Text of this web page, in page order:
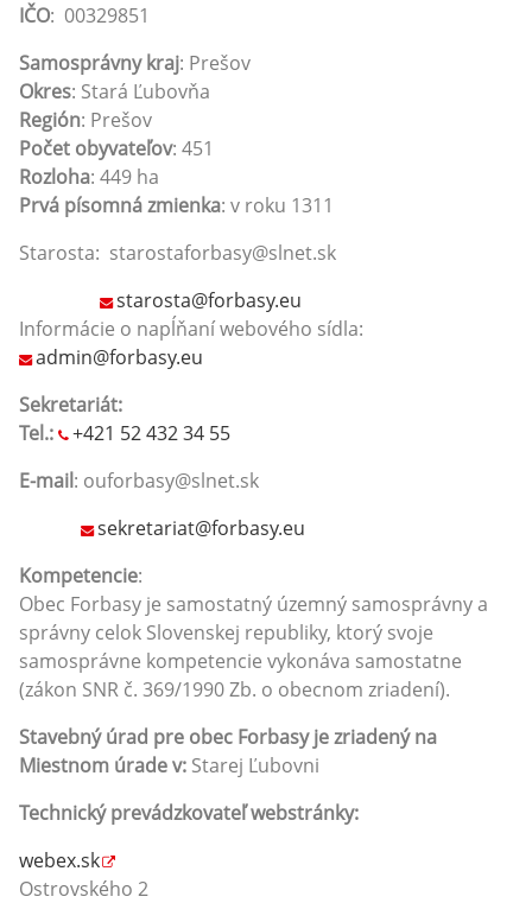
IČO: 00329851
Samosprávny kraj: Prešov
Okres: Stará Ľubovňa
Región: Prešov
Počet obyvateľov: 451
Rozloha: 449 ha
Prvá písomná zmienka: v roku 1311
Starosta: starostaforbasy@slnet.sk
starosta@forbasy.eu
Informácie o napĺňaní webového sídla:
admin@forbasy.eu
Sekretariát:
Tel.:
+421 52 432 34 55
E-mail: ouforbasy@slnet.sk
sekretariat@forbasy.eu
Kompetencie:
Obec Forbasy je samostatný územný samosprávny a
správny celok Slovenskej republiky, ktorý svoje
samosprávne kompetencie vykonáva samostatne
(zákon SNR č. 369/1990 Zb. o obecnom zriadení).
Stavebný úrad pre obec Forbasyje zriadený na
Miestnom úrade v: Starej Ľubovni
Technický prevádzkovateľ webstránky:
webex.sk
Ostrovského 2